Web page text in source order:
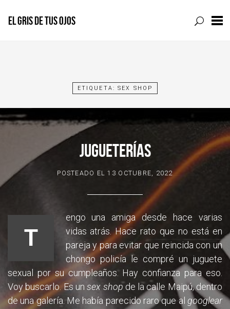
EL GRIS DE TUS OJOS
ETIQUETA:SEX SHOP
JUGUETERÍAS
POSTEADO EL13 OCTUBRE, 2022
T
engo una amiga desde hace varias
vidas atrás. Hace rato que no está en
pareja y para evitar que reincida con un
chongo policía le compré un juguete
sexual por su cumpleaños. Hay confianza para eso.
Voy buscarlo. Es unsex shopde la calle Maipú, dentro
de una galería. Me había parecido raro que al googlear